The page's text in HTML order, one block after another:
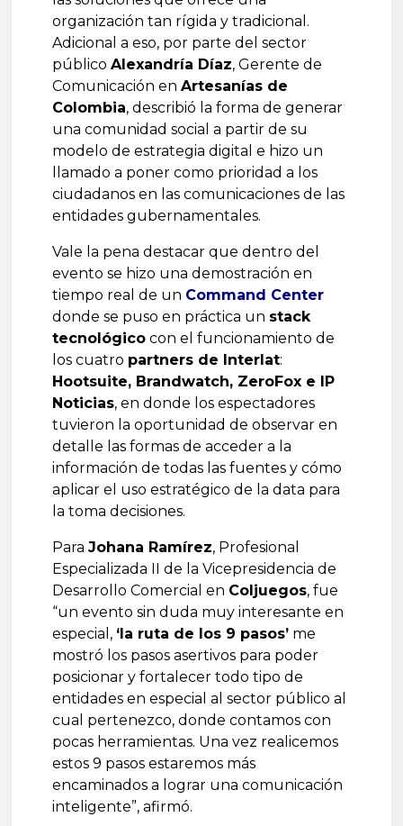
organización tan rígida y tradicional.
Adicional a eso, por parte del sector
públicoAlexandría Díaz, Gerente de
Comunicación enArtesanías de
Colombia, describió la forma de generar
una comunidad social a partir de su
modelo de estrategia digital e hizo un
llamado a poner como prioridad a los
ciudadanos en las comunicaciones de las
entidades gubernamentales.
Vale la pena destacar que dentro del
evento se hizo una demostración en
tiempo real de un Command Center
donde se puso en práctica un stack
tecnológico con el funcionamiento de
los cuatro partners de Interlat:
Hootsuite, Brandwatch, ZeroFox e IP
Noticias, en donde los espectadores
tuvieron la oportunidad de observar en
detalle las formas de acceder a la
información de todas las fuentes y cómo
aplicar el uso estratégico de la data para
la toma decisiones.
ParaJohana Ramírez, Profesional
Especializada II de la Vicepresidencia de
Desarrollo Comercial en Coljuegos, fue
“un evento sin duda muy interesante en
especial, ‘la ruta de los 9 pasos’ me
mostró los pasos asertivos para poder
posicionar y fortalecer todo tipo de
entidades en especial al sector público al
cual pertenezco, donde contamos con
pocas herramientas. Una vez realicemos
estos 9 pasos estaremos más
encaminados a lograr una comunicación
inteligente”, afirmó.